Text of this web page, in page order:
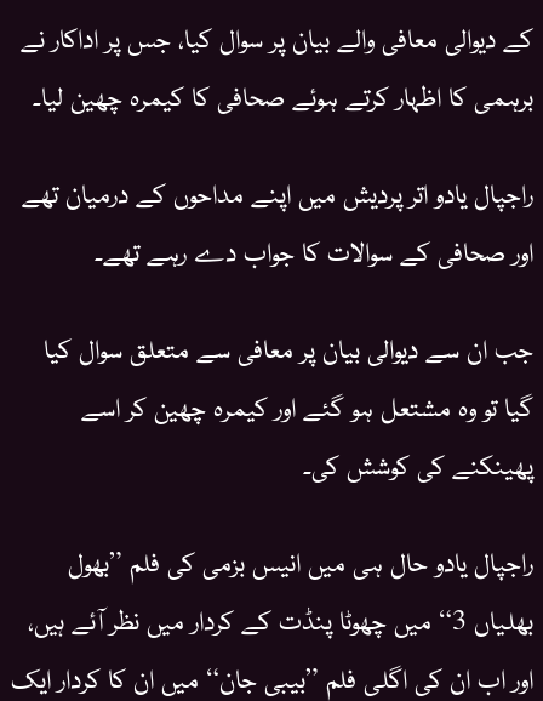
کے دیوالی معافی والے بیان پر سوال کیا، جس پر اداکار نے
برہمی کا اظہار کرتے ہوئے صحافی کا کیمرہ چھین لیا۔
راجپال یادو اتر پردیش میں اپنے مداحوں کے درمیان تھے
اور صحافی کے سوالات کا جواب دے رہے تھے۔
جب ان سے دیوالی بیان پر معافی سے متعلق سوال کیا
گیا تو وہ مشتعل ہو گئے اور کیمرہ چھین کر اسے
پھینکنے کی کوشش کی۔
راجپال یادو حال ہی میں انیس بزمی کی فلم ”بھول
بھلیاں 3“ میں چھوٹا پنڈت کے کردار میں نظر آئے ہیں،
اور اب ان کی اگلی فلم ”بیبی جان“ میں ان کا کردار ایک